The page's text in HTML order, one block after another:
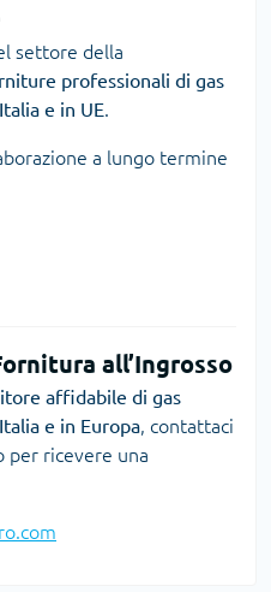
settore della
professionali di gas
e in UE.
a lungo termine
all’Ingrosso
affidabile di gas
e in Europa, contattaci
per ricevere una